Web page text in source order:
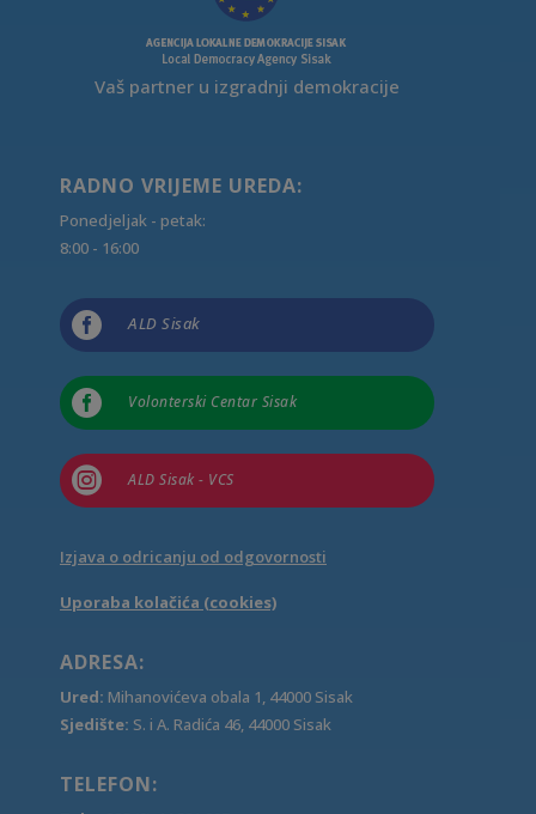
Vaš partner u izgradnji demokracije
RADNO VRIJEME UREDA:
Ponedjeljak - petak:
8:00 - 16:00
 ALD Sisak
 Volonterski Centar Sisak
 ALD Sisak - VCS
Izjava o odricanju od odgovornosti
Uporaba kolačića (cookies)
ADRESA:
Ured: Mihanovićeva obala 1, 44000 Sisak
Sjedište: S. i A. Radića 46, 44000 Sisak
TELEFON: